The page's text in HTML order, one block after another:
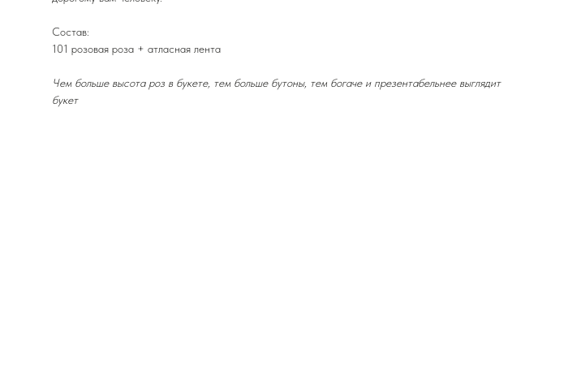
Состав:
101 розовая роза + атласная лента
Чем больше высота роз в букете, тем больше бутоны, тем богаче и презентабельнее выглядит
букет